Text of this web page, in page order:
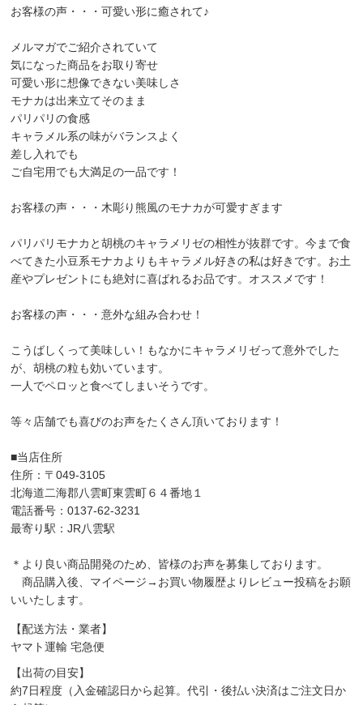
お客様の声・・・可愛い形に癒されて♪
メルマガでご紹介されていて
気になった商品をお取り寄せ
可愛い形に想像できない美味しさ
モナカは出来立てそのまま
パリパリの食感
キャラメル系の味がバランスよく
差し入れでも
ご自宅用でも大満足の一品です！
お客様の声・・・木彫り熊風のモナカが可愛すぎます
パリパリモナカと胡桃のキャラメリゼの相性が抜群です。今まで食
べてきた小豆系モナカよりもキャラメル好きの私は好きです。お土
産やプレゼントにも絶対に喜ばれるお品です。オススメです！
お客様の声・・・意外な組み合わせ！
こうばしくって美味しい！もなかにキャラメリゼって意外でした
が、胡桃の粒も効いています。
一人でペロッと食べてしまいそうです。
等々店舗でも喜びのお声をたくさん頂いております！
■当店住所
住所：〒049-3105
北海道二海郡八雲町東雲町６４番地１
電話番号：0137-62-3231
最寄り駅：JR八雲駅
＊より良い商品開発のため、皆様のお声を募集しております。
商品購入後、マイページ→お買い物履歴よりレビュー投稿をお願
いいたします。
【配送方法・業者】
ヤマト運輸 宅急便
【出荷の目安】
約7日程度（入金確認日から起算。代引・後払い決済はご注文日か